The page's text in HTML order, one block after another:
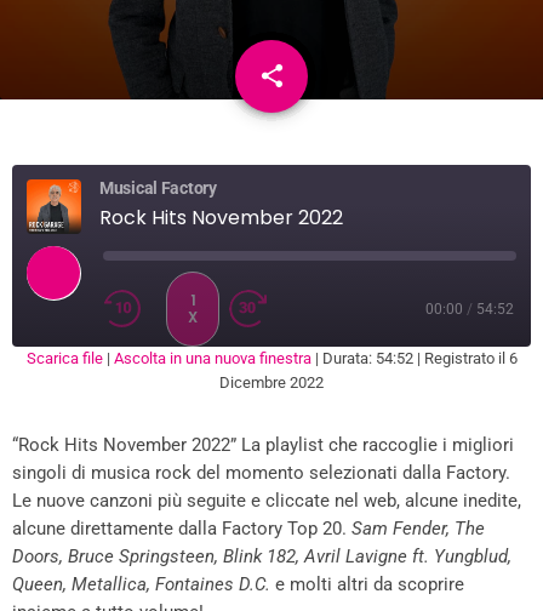
share
email
Musical Factory
Rock Hits November 2022
1
X
00:00 / 54:52
LINK
EMBED
Scarica file| Ascolta in una nuova finestra| Durata: 54:52| Registrato il 6
Dicembre 2022
“Rock Hits November 2022” La playlist che raccoglie i migliori
singoli di musica rock del momento selezionati dalla Factory.
Le nuove canzoni più seguite e cliccate nel web, alcune inedite,
alcune direttamente dalla Factory Top 20. Sam Fender, The
Doors, Bruce Springsteen, Blink 182, Avril Lavigne ft. Yungblud,
Queen, Metallica, Fontaines D.C. e molti altri da scoprire